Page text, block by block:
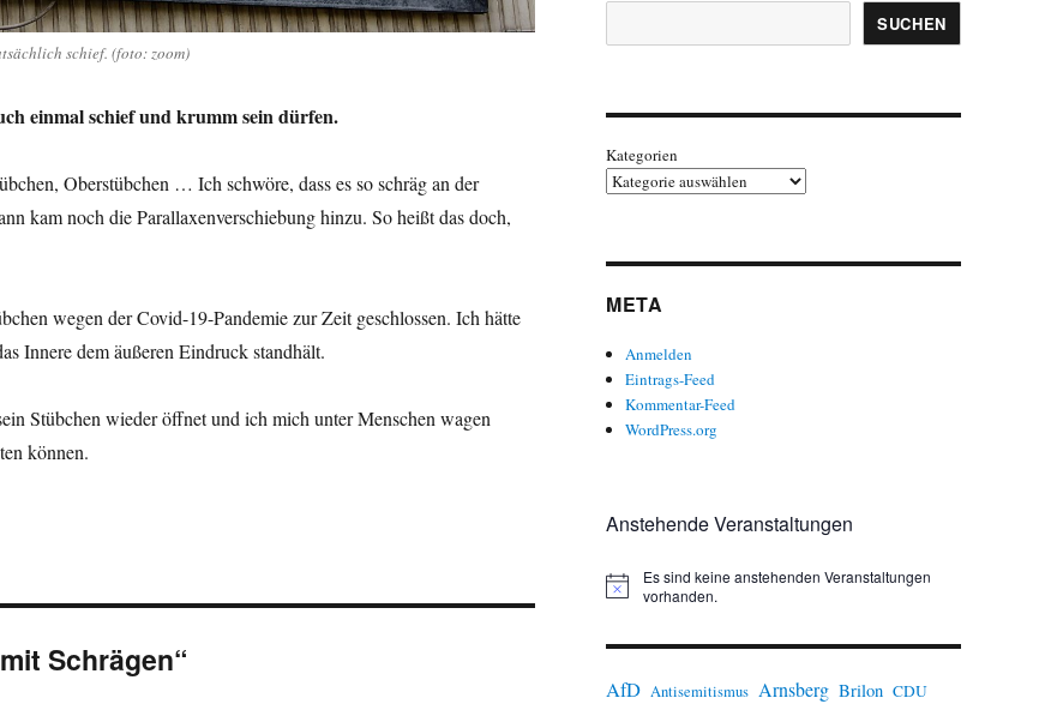
schief. (foto: zoom)
einmal schief und krumm sein dürfen.
Oberstübchen … Ich schwöre, dass es so schräg an der
kam noch die Parallaxenverschiebung hinzu. So heißt das doch,
wegen der Covid-19-Pandemie zur Zeit geschlossen. Ich hätte
Innere dem äußeren Eindruck standhält.
Stübchen wieder öffnet und ich mich unter Menschen wagen
können.
Schrägen“
SUCHEN
Kategorien
META
Anmelden
Eintrags-Feed
Kommentar-Feed
WordPress.org
Anstehende Veranstaltungen
H
w
Es sind keine anstehenden Veranstaltungen
vorhanden.
AfD Antisemitismus Arnsberg Brilon CDU